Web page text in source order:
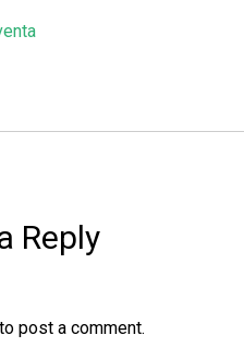
Reply
to post a comment.